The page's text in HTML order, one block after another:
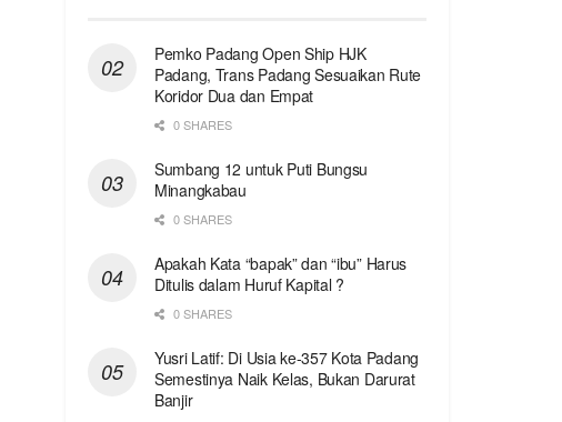
Pemko Padang Open Ship HJK
Padang, Trans Padang Sesuaikan Rute
Koridor Dua dan Empat
0 SHARES
Sumbang 12 untuk Puti Bungsu
Minangkabau
0 SHARES
Apakah Kata “bapak” dan “ibu” Harus
Ditulis dalam Huruf Kapital ?
0 SHARES
Yusri Latif: Di Usia ke-357 Kota Padang
Semestinya Naik Kelas, Bukan Darurat
Banjir